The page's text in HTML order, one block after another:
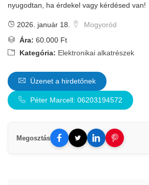
nyugodtan, ha érdekel vagy kérdésed van!
2026. január 18.
Mogyoród
Ára: 60.000 Ft
Kategória: Elektronikai alkatrészek
Üzenet a hirdetőnek
Péter Marcell: 06203194572
Megosztás